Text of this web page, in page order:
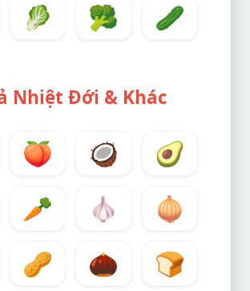
🥬 🥦 🥒
Nhiệt Đới & Khác
🍑 🥥
🥑
🥕 🧄
🧅
🥜 🌰
🍞